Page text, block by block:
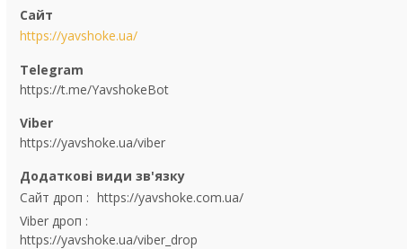
https://yavshoke.ua/
https://t.me/YavshokeBot
https://yavshoke.ua/viber
Сайт дроп
https://yavshoke.com.ua/
Viber дроп
https://yavshoke.ua/viber_drop